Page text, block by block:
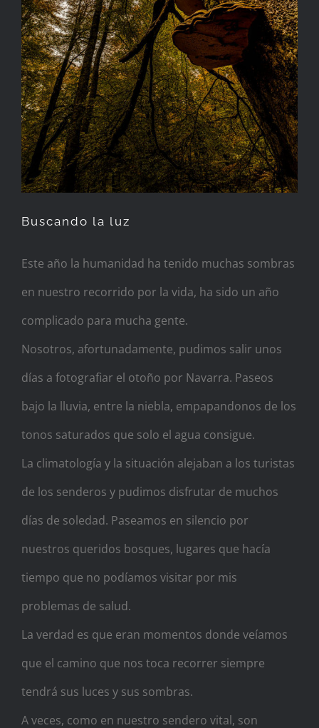
Buscando la luz
Este año la humanidad ha tenido muchas sombras
en nuestro recorrido por la vida, ha sido un año
complicado para mucha gente.
Nosotros, afortunadamente, pudimos salir unos
días a fotografiar el otoño por Navarra. Paseos
bajo la lluvia, entre la niebla, empapandonos de los
tonos saturados que solo el agua consigue.
La climatología y la situación alejaban a los turistas
de los senderos y pudimos disfrutar de muchos
días de soledad. Paseamos en silencio por
nuestros queridos bosques, lugares que hacía
tiempo que no podíamos visitar por mis
problemas de salud.
La verdad es que eran momentos donde veíamos
que el camino que nos toca recorrer siempre
tendrá sus luces y sus sombras.
A veces, como en nuestro sendero vital, son